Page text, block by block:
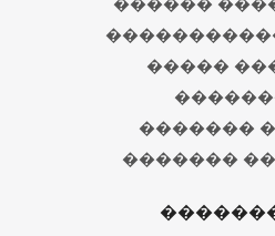
�����
�������
�������